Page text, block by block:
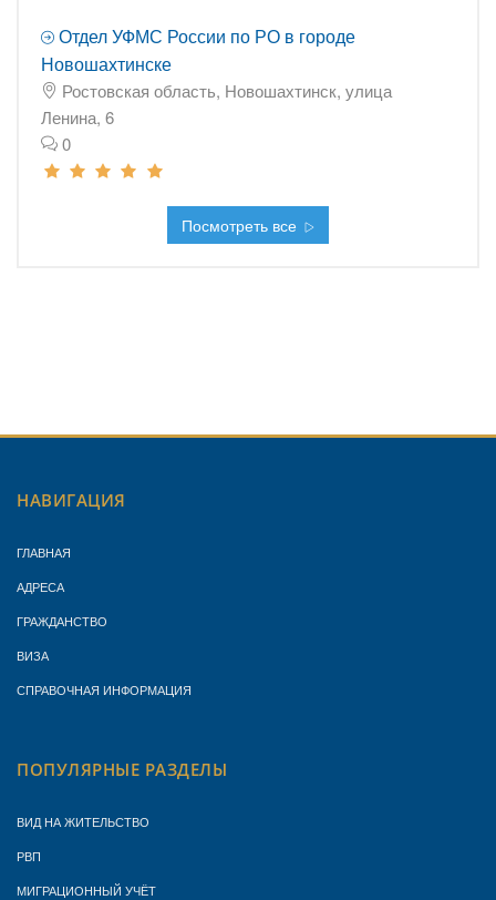
Отдел УФМС России по РО в городе
Новошахтинске
Ростовская область, Новошахтинск, улица
Ленина, 6
0
Посмотреть все
НАВИГАЦИЯ
ГЛАВНАЯ
АДРЕСА
ГРАЖДАНСТВО
ВИЗА
СПРАВОЧНАЯ ИНФОРМАЦИЯ
ПОПУЛЯРНЫЕ РАЗДЕЛЫ
ВИД НА ЖИТЕЛЬСТВО
РВП
МИГРАЦИОННЫЙ УЧЁТ